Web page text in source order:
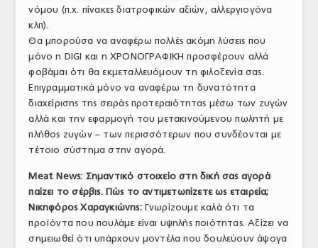
νόμου (π.χ. πίνακες διατροφικών αξιών, αλλεργιογόνα
κλπ).
Θα μπορούσα να αναφέρω πολλές ακόμη λύσεις που
μόνο η DIGI και η ΧΡΟΝΟΓΡΑΦΙΚΗ προσφέρουν αλλά
φοβάμαι ότι θα εκμεταλλευόμουν τη φιλοξενία σας.
Επιγραμματικά μόνο να αναφέρω τη δυνατότητα
διαχείρισης της σειράς προτεραιότητας μέσω των ζυγών
αλλά και την εφαρμογή του μετακινούμενου πωλητή με
πλήθος ζυγών – των περισσότερων που συνδέονται με
τέτοιο σύστημα στην αγορά.
Meat News: Σημαντικό στοιχείο στη δική σας αγορά
παίζει το σέρβις. Πώς το αντιμετωπίζετε ως εταιρεία;
Νικηφόρος Χαραγκιώνης: Γνωρίζουμε καλά ότι τα
προϊόντα που πουλάμε είναι υψηλής ποιότητας. Αξίζει να
σημειωθεί ότι υπάρχουν μοντέλα που δουλεύουν άψογα